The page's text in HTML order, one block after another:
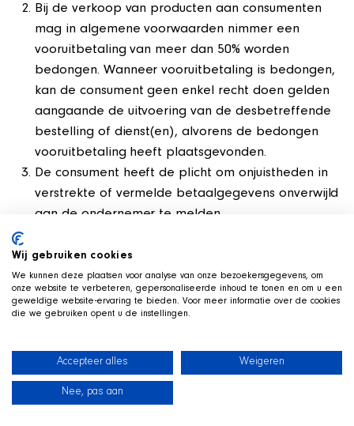
Bij de verkoop van producten aan consumenten
mag in algemene voorwaarden nimmer een
vooruitbetaling van meer dan 50% worden
bedongen. Wanneer vooruitbetaling is bedongen,
kan de consument geen enkel recht doen gelden
aangaande de uitvoering van de desbetreffende
bestelling of dienst(en), alvorens de bedongen
vooruitbetaling heeft plaatsgevonden.
De consument heeft de plicht om onjuistheden in
verstrekte of vermelde betaalgegevens onverwijld
aan de ondernemer te melden.
de ondernemer behoudens wettelijke beperkingen,
het recht om de vooraf aan de consument kenbaar
gemaakte redelijke kosten in rekening te brengen.
1. Door het invullen van het bestelformulier op onze
sites aanvaardt u deze algemene voorwaarden en
aanvaardt deze voorts dat deze deel zullen uitmaken
Wij gebruiken cookies
We kunnen deze plaatsen voor analyse van onze bezoekersgegevens, om
onze website te verbeteren, gepersonaliseerde inhoud te tonen en om u een
geweldige website-ervaring te bieden. Voor meer informatie over de cookies
die we gebruiken opent u de instellingen.
Accepteer alles Weigeren
Nee, pas aan